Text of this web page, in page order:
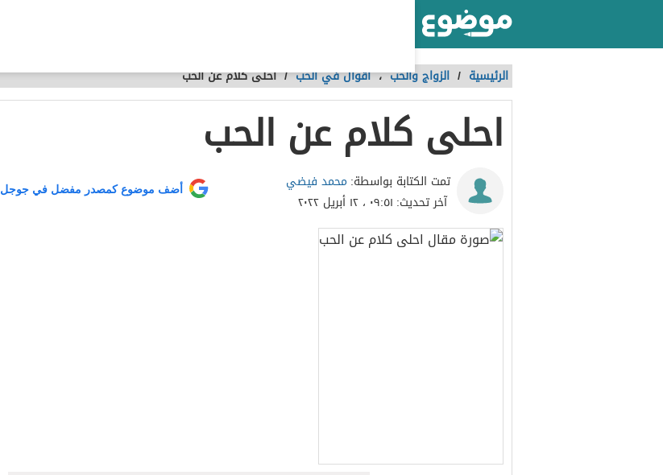
الرئيسية / الزواج والحب،أقوال في الحب /احلى كلام عن الحب
احلى كلام عن الحب
تمت الكتابة بواسطة: محمد فيضي
آخر تحديث: ٠٩:٥١ ، ١٢ أبريل ٢٠٢٢
أضف موضوع كمصدر مفضل في جوجل